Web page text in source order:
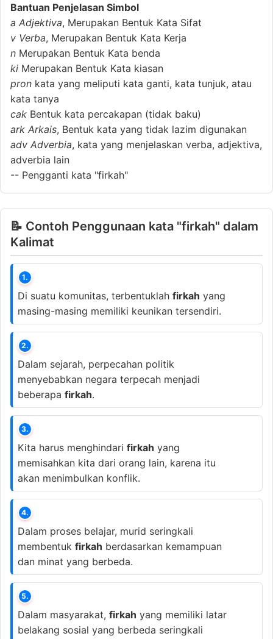
Bantuan Penjelasan Simbol
a Adjektiva, Merupakan Bentuk Kata Sifat
v Verba, Merupakan Bentuk Kata Kerja
n Merupakan Bentuk Kata benda
ki Merupakan Bentuk Kata kiasan
pron kata yang meliputi kata ganti, kata tunjuk, atau
kata tanya
cak Bentuk kata percakapan (tidak baku)
ark Arkais, Bentuk kata yang tidak lazim digunakan
adv Adverbia, kata yang menjelaskan verba, adjektiva,
adverbia lain
-- Pengganti kata "firkah"
📝 Contoh Penggunaan kata "firkah" dalam
Kalimat
1.
Di suatu komunitas, terbentuklah firkah yang
masing-masing memiliki keunikan tersendiri.
2.
Dalam sejarah, perpecahan politik
menyebabkan negara terpecah menjadi
beberapa firkah.
3.
Kita harus menghindari firkah yang
memisahkan kita dari orang lain, karena itu
akan menimbulkan konflik.
4.
Dalam proses belajar, murid seringkali
membentuk firkah berdasarkan kemampuan
dan minat yang berbeda.
5.
Dalam masyarakat, firkah yang memiliki latar
belakang sosial yang berbeda seringkali